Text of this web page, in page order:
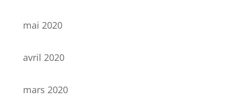
mai 2020
avril 2020
mars 2020